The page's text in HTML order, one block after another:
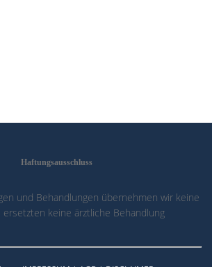
Haftungsausschluss
und Behandlungen übernehmen wir keine
ersetzten keine ärztliche Behandlung